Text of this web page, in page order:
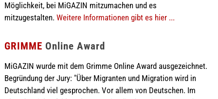
Möglichkeit, bei MiGAZIN mitzumachen und es
mitzugestalten. Weitere Informationen gibt es hier ...
GRIMME Online Award
MiGAZIN wurde mit dem Grimme Online Award ausgezeichnet.
Begründung der Jury: "Über Migranten und Migration wird in
Deutschland viel gesprochen. Vor allem von Deutschen. Im